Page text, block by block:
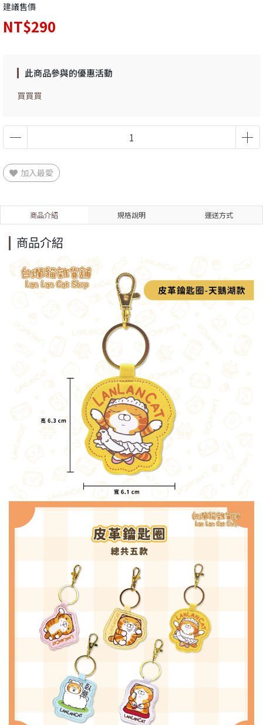
建議售價
NT$290
此商品參與的優惠活動
買買買
加入最愛
商品介紹 規格說明 運送方式
商品介紹